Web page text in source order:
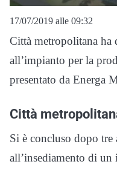
17/07/2019 alle 09:32
Città metropolitana ha
all’impianto per la
presentato da Energa
Città
Si è concluso dopo tre
all’insediamento di